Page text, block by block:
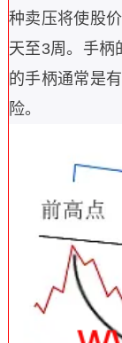
种卖压将使股
天至3周。 手柄
的手柄通常是
险。